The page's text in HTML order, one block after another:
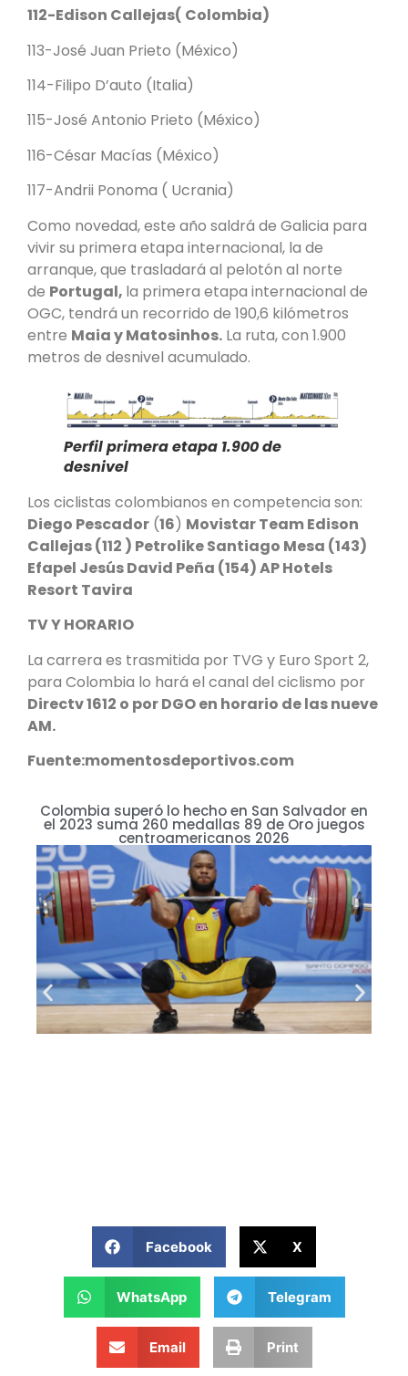
112-Edison Callejas( Colombia)
113-José Juan Prieto (México)
114-Filipo D’auto (Italia)
115-José Antonio Prieto (México)
116-César Macías (México)
117-Andrii Ponoma ( Ucrania)
Como novedad, este año saldrá de Galicia para
vivir su primera etapa internacional, la de
arranque, que trasladará al pelotón al norte
de Portugal, la primera etapa internacional de
OGC, tendrá un recorrido de 190,6 kilómetros
entre Maia y Matosinhos. La ruta, con 1.900
metros de desnivel acumulado.
Perfil primera etapa 1.900 de
desnivel
Los ciclistas colombianos en competencia son:
Diego Pescador (16) Movistar Team Edison
Callejas (112 ) Petrolike Santiago Mesa (143)
Efapel Jesús David Peña (154) AP Hotels
Resort Tavira
TV Y HORARIO
La carrera es trasmitida por TVG y Euro Sport 2,
para Colombia lo hará el canal del ciclismo por
Directv 1612 o por DGO en horario de las nueve
AM.
Fuente:momentosdeportivos.com
Colombia superó lo hecho en San Salvador en
el 2023 suma 260 medallas 89 de Oro juegos
centroamericanos 2026
Facebook X
WhatsApp Telegram
Email Print